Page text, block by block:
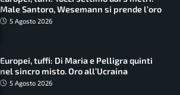
Male Santoro, Wesemann si prende l’oro
5 Agosto 2026
Europei, tuffi: Di Maria e Pelligra quinti
nel sincro misto. Oro all’Ucraina
5 Agosto 2026